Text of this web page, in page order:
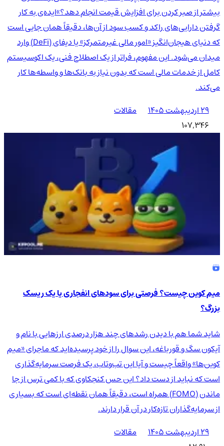
بیشتر از صبر کردن برای افزایش قیمت انجام دهد؟»ایده‌ی به کار
گرفتن دارایی‌های راکد و کسب سود از آن‌ها، دقیقاً همان جایی است
که دنیای هیجان‌انگیز «امور مالی غیرمتمرکز» یا دیفای (DeFi) وارد
میدان می‌شود. این مفهوم، فراتر از یک اصطلاح فنی، یک اکوسیستم
کامل از خدمات مالی است که بدون نیاز به بانک‌ها و واسطه‌ها کار
می‌کند.
۲۹ اردیبهشت ۱۴۰۵
مقالات
107,346
میم کوین چیست؟ فرصتی برای سودهای انفجاری یا یک ریسک
بزرگ؟
شاید شما هم با دیدن رشدهای چند هزار درصدی ارزهایی با نام و
آیکون سگ و قورباغه، این سوال را از خود پرسیده‌اید که ماجرای «میم
کوین‌ها» واقعاً چیست و آیا این تب‌وتاب، یک فرصت سرمایه‌گذاری
است که نباید از دست داد؟ این حس کنجکاوی که با کمی ترس از جا
ماندن (FOMO) همراه است، دقیقاً همان نقطه‌ای است که بسیاری
از سرمایه‌گذاران تازه‌کار در آن قرار دارند.
۲۹ اردیبهشت ۱۴۰۵
مقالات